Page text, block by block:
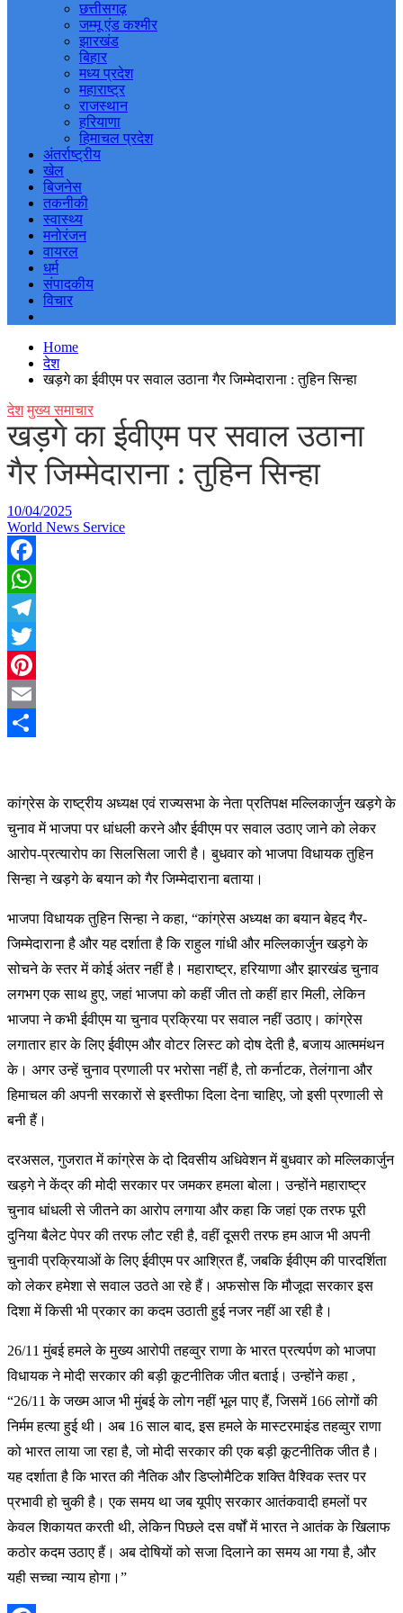
छत्तीसगढ़
जम्मू एंड कश्मीर
झारखंड
बिहार
मध्य प्रदेश
महाराष्ट्र
राजस्थान
हरियाणा
हिमाचल प्रदेश
अंतर्राष्ट्रीय
खेल
बिजनेस
तकनीकी
स्वास्थ्य
मनोरंजन
वायरल
धर्म
संपादकीय
विचार
Home
देश
खड़गे का ईवीएम पर सवाल उठाना गैर जिम्मेदाराना : तुहिन सिन्हा
देश मुख्य समाचार
खड़गे का ईवीएम पर सवाल उठाना
गैर जिम्मेदाराना : तुहिन सिन्हा
10/04/2025
World News Service
Facebook
WhatsApp
Telegram
Twitter
Pinterest
Email
कांग्रेस के राष्ट्रीय अध्यक्ष एवं राज्यसभा के नेता प्रतिपक्ष मल्लिकार्जुन खड़गे के
चुनाव में भाजपा पर धांधली करने और ईवीएम पर सवाल उठाए जाने को लेकर
आरोप-प्रत्यारोप का सिलसिला जारी है। बुधवार को भाजपा विधायक तुहिन
सिन्हा ने खड़गे के बयान को गैर जिम्मेदाराना बताया।
भाजपा विधायक तुहिन सिन्हा ने कहा, “कांग्रेस अध्यक्ष का बयान बेहद गैर-
जिम्मेदाराना है और यह दर्शाता है कि राहुल गांधी और मल्लिकार्जुन खड़गे के
सोचने के स्तर में कोई अंतर नहीं है। महाराष्ट्र, हरियाणा और झारखंड चुनाव
लगभग एक साथ हुए, जहां भाजपा को कहीं जीत तो कहीं हार मिली, लेकिन
भाजपा ने कभी ईवीएम या चुनाव प्रक्रिया पर सवाल नहीं उठाए। कांग्रेस
लगातार हार के लिए ईवीएम और वोटर लिस्ट को दोष देती है, बजाय आत्ममंथन
के। अगर उन्हें चुनाव प्रणाली पर भरोसा नहीं है, तो कर्नाटक, तेलंगाना और
हिमाचल की अपनी सरकारों से इस्तीफा द‍िला देना चाहिए, जो इसी प्रणाली से
बनी हैं।
दरअसल, गुजरात में कांग्रेस के दो दिवसीय अधिवेशन में बुधवार को मल्लिकार्जुन
खड़गे ने केंद्र की मोदी सरकार पर जमकर हमला बोला। उन्होंने महाराष्ट्र
चुनाव धांधली से जीतने का आरोप लगाया और कहा कि जहां एक तरफ पूरी
दुनिया बैलेट पेपर की तरफ लौट रही है, वहीं दूसरी तरफ हम आज भी अपनी
चुनावी प्रक्रियाओं के लिए ईवीएम पर आश्रित हैं, जबकि ईवीएम की पारदर्शिता
को लेकर हमेशा से सवाल उठते आ रहे हैं। अफसोस कि मौजूदा सरकार इस
दिशा में किसी भी प्रकार का कदम उठाती हुई नजर नहीं आ रही है।
26/11 मुंबई हमले के मुख्य आरोपी तहव्वुर राणा के भारत प्रत्यर्पण को भाजपा
विधायक ने मोदी सरकार की बड़ी कूटनीतिक जीत बताई। उन्होंने कहा ,
“26/11 के जख्म आज भी मुंबई के लोग नहीं भूल पाए हैं, जिसमें 166 लोगों की
निर्मम हत्या हुई थी। अब 16 साल बाद, इस हमले के मास्टरमाइंड तहव्वुर राणा
को भारत लाया जा रहा है, जो मोदी सरकार की एक बड़ी कूटनीतिक जीत है।
यह दर्शाता है कि भारत की नैतिक और डिप्लोमैटिक शक्ति वैश्विक स्तर पर
प्रभावी हो चुकी है। एक समय था जब यूपीए सरकार आतंकवादी हमलों पर
केवल शिकायत करती थी, लेकिन पिछले दस वर्षों में भारत ने आतंक के खिलाफ
कठोर कदम उठाए हैं। अब दोषियों को सजा दिलाने का समय आ गया है, और
यही सच्चा न्याय होगा।”